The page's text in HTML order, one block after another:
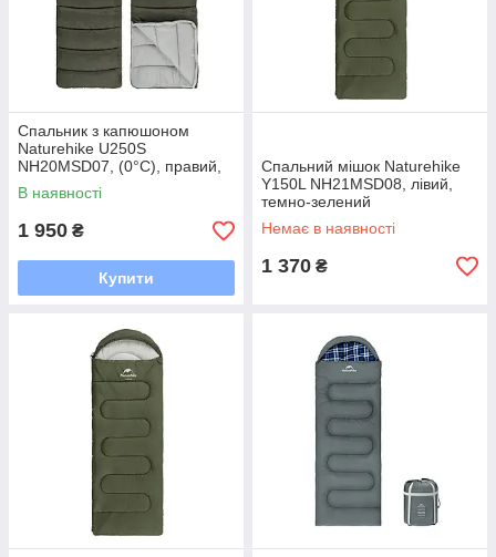
Спальник з капюшоном
Naturehike U250S
NH20MSD07, (0°C), правий,
темно-зелений
В наявності
1 950 ₴
Купити
Спальний мішок Naturehike
Y150L NH21MSD08, лівий,
темно-зелений
Немає в наявності
1 370 ₴